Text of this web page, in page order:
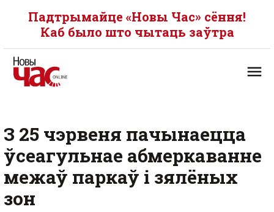
Падтрымайце «Новы Час» сёння!
Каб было што чытаць заўтра
З 25 чэрвеня пачынаецца
ўсеагульнае абмеркаванне
межаў паркаў і зялёных
зон